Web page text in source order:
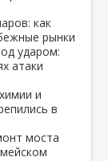
как
рынки
ударом:
атаки
и
в
моста